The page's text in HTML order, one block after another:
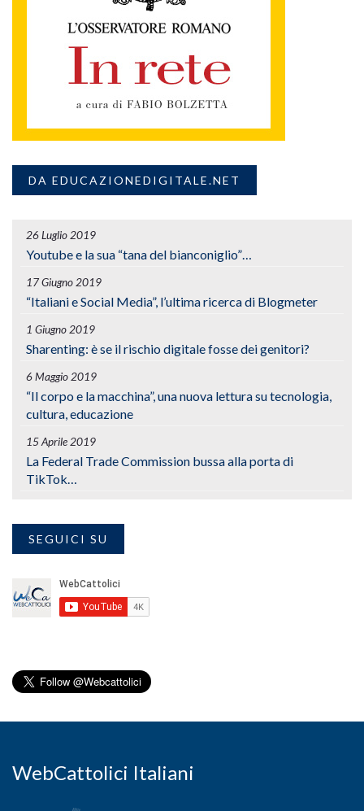
DA EDUCAZIONEDIGITALE.NET
26 Luglio 2019
Youtube e la sua “tana del bianconiglio”…
17 Giugno 2019
“Italiani e Social Media”, l’ultima ricerca di Blogmeter
1 Giugno 2019
Sharenting: è se il rischio digitale fosse dei genitori?
6 Maggio 2019
“Il corpo e la macchina”, una nuova lettura su tecnologia,
cultura, educazione
15 Aprile 2019
La Federal Trade Commission bussa alla porta di
TikTok…
SEGUICI SU
WebCattolici Italiani